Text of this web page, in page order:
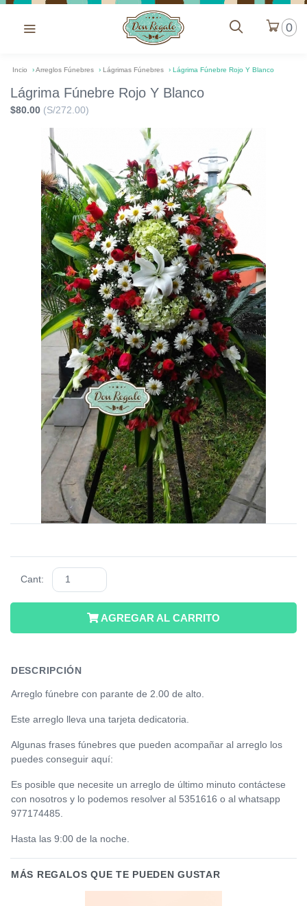
0
Incio ›Arreglos Fúnebres › Lágrimas Fúnebres › Lágrima Fúnebre Rojo Y Blanco
Lágrima Fúnebre Rojo Y Blanco
$80.00 (S/272.00)
Cant:
AGREGAR AL CARRITO
DESCRIPCIÓN
Arreglo fúnebre con parante de 2.00 de alto.
Este arreglo lleva una tarjeta dedicatoria.
Algunas frases fúnebres que pueden acompañar al arreglo los
puedes conseguir aquí:
Es posible que necesite un arreglo de último minuto contáctese
con nosotros y lo podemos resolver al 5351616 o al whatsapp
977174485.
Hasta las 9:00 de la noche.
MÁS REGALOS QUE TE PUEDEN GUSTAR